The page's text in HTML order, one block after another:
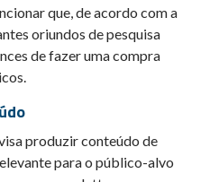
que, de acordo com a
oriundos de pesquisa
de fazer uma compra
produzir conteúdo de
para o público-alvo